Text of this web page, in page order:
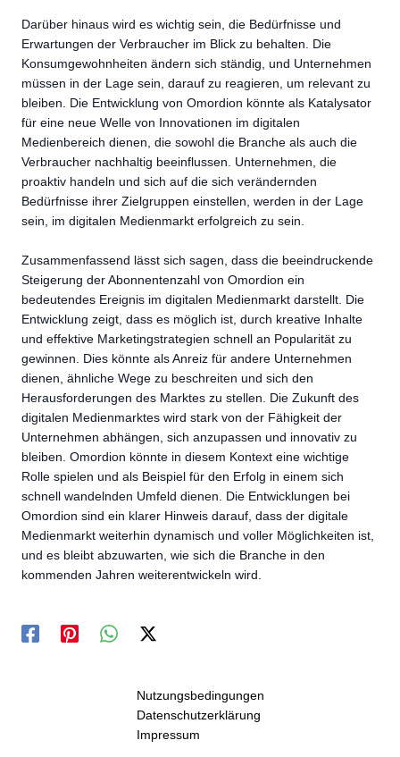
Darüber hinaus wird es wichtig sein, die Bedürfnisse und
Erwartungen der Verbraucher im Blick zu behalten. Die
Konsumgewohnheiten ändern sich ständig, und Unternehmen
müssen in der Lage sein, darauf zu reagieren, um relevant zu
bleiben. Die Entwicklung von Omordion könnte als Katalysator
für eine neue Welle von Innovationen im digitalen
Medienbereich dienen, die sowohl die Branche als auch die
Verbraucher nachhaltig beeinflussen. Unternehmen, die
proaktiv handeln und sich auf die sich verändernden
Bedürfnisse ihrer Zielgruppen einstellen, werden in der Lage
sein, im digitalen Medienmarkt erfolgreich zu sein.
Zusammenfassend lässt sich sagen, dass die beeindruckende
Steigerung der Abonnentenzahl von Omordion ein
bedeutendes Ereignis im digitalen Medienmarkt darstellt. Die
Entwicklung zeigt, dass es möglich ist, durch kreative Inhalte
und effektive Marketingstrategien schnell an Popularität zu
gewinnen. Dies könnte als Anreiz für andere Unternehmen
dienen, ähnliche Wege zu beschreiten und sich den
Herausforderungen des Marktes zu stellen. Die Zukunft des
digitalen Medienmarktes wird stark von der Fähigkeit der
Unternehmen abhängen, sich anzupassen und innovativ zu
bleiben. Omordion könnte in diesem Kontext eine wichtige
Rolle spielen und als Beispiel für den Erfolg in einem sich
schnell wandelnden Umfeld dienen. Die Entwicklungen bei
Omordion sind ein klarer Hinweis darauf, dass der digitale
Medienmarkt weiterhin dynamisch und voller Möglichkeiten ist,
und es bleibt abzuwarten, wie sich die Branche in den
kommenden Jahren weiterentwickeln wird.
Nutzungsbedingungen
Datenschutzerklärung
Impressum